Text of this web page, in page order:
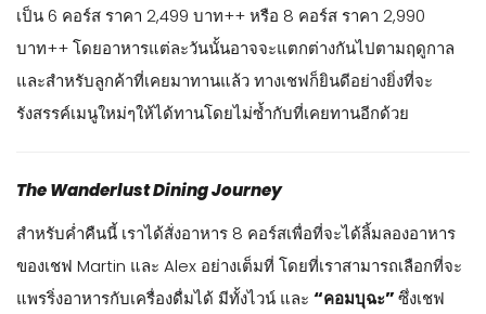
เป็น 6 คอร์ส ราคา 2,499 บาท++ หรือ 8 คอร์ส ราคา 2,990
บาท++ โดยอาหารแต่ละวันนั้นอาจจะแตกต่างกันไปตามฤดูกาล
และสำหรับลูกค้าที่เคยมาทานแล้ว ทางเชฟก็ยินดีอย่างยิ่งที่จะ
รังสรรค์เมนูใหม่ๆให้ได้ทานโดยไม่ซ้ำกับที่เคยทานอีกด้วย
The Wanderlust Dining Journey
สำหรับค่ำคืนนี้ เราได้สั่งอาหาร 8 คอร์สเพื่อที่จะได้ลิ้มลองอาหาร
ของเชฟ Martin และ Alex อย่างเต็มที่ โดยที่เราสามารถเลือกที่จะ
แพรริ่งอาหารกับเครื่องดื่มได้ มีทั้งไวน์ และ “คอมบุฉะ”ซึ่งเชฟ